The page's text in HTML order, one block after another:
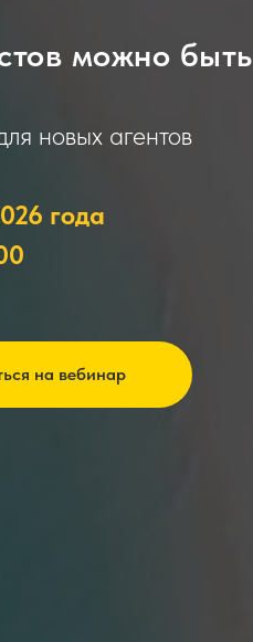
можно
новых агентов
года
на вебинар